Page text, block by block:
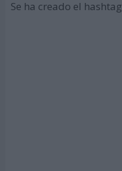
Se ha creado el hashtag